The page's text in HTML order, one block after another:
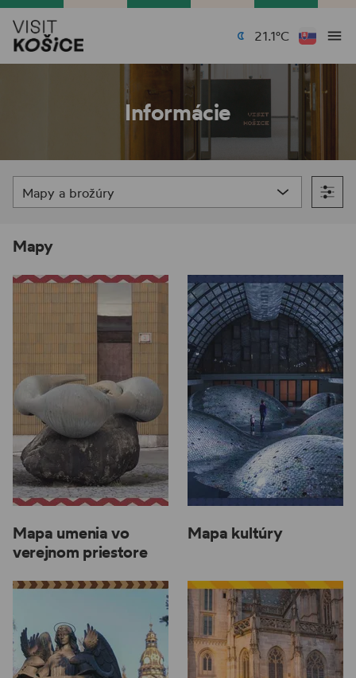
21.1°C
Informácie
Mapy a brožúry
Mapy
Mapa umenia vo
verejnom priestore
Mapa kultúry